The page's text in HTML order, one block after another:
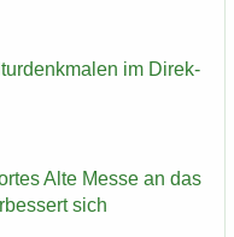
im Di­rek­
Alte Messe an das
sich